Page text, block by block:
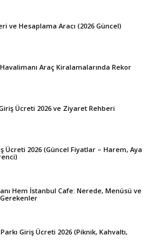
ve Hesaplama Aracı (2026 Güncel)
Havalimanı Araç Kiralamalarında Rekor
Ücreti 2026 ve Ziyaret Rehberi
Ücreti 2026 (Güncel Fiyatlar – Harem, Aya
Hem İstanbul Cafe: Nerede, Menüsü ve
Giriş Ücreti 2026 (Piknik, Kahvaltı,